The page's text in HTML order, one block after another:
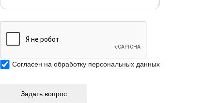
Согласен на обработку персональных данных